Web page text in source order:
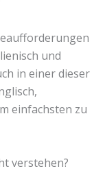
und
in einer dieser
einfachsten zu
verstehen?